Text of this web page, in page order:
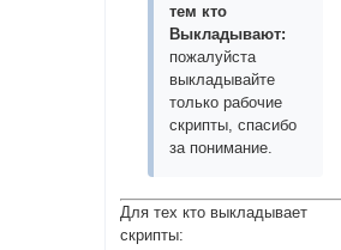
тем кто
Выкладывают:
пожалуйста
выкладывайте
только рабочие
скрипты, спасибо
за понимание.
Для тех кто выкладывает
скрипты: